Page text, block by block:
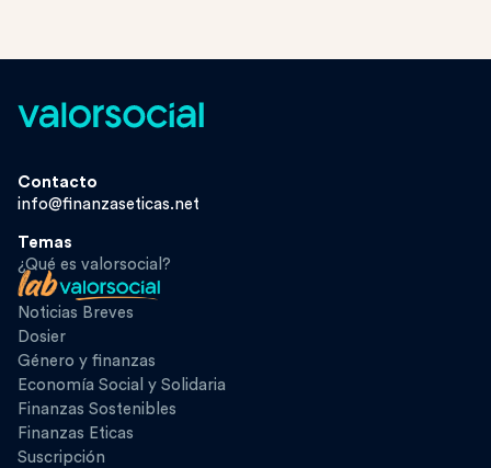
Contacto
info@finanzaseticas.net
Temas
¿Qué es valorsocial?
Noticias Breves
Dosier
Género y finanzas
Economía Social y Solidaria
Finanzas Sostenibles
Finanzas Eticas
Suscripción